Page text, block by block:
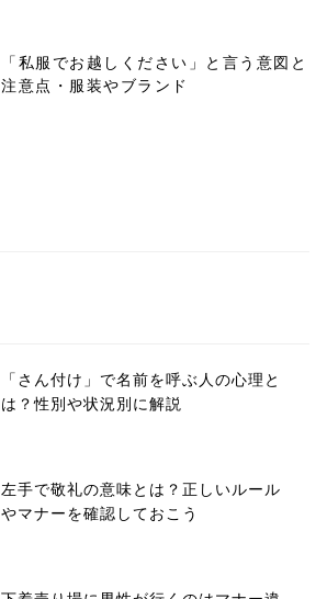
「私服でお越しください」と言う意図と
注意点・服装やブランド
「さん付け」で名前を呼ぶ人の心理と
は？性別や状況別に解説
左手で敬礼の意味とは？正しいルール
やマナーを確認しておこう